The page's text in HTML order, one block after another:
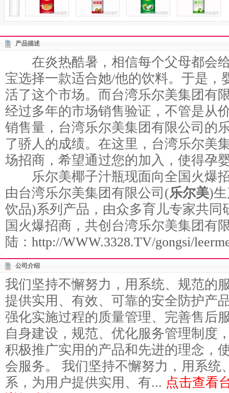
产品描述
在炎热酷暑，相信每个父母都会
宝选择一款适合她/他的饮料。于是，
活了这个市场。而台湾乐尔美集团有
经过多年的市场销售验证，不管是从
销售量，台湾乐尔美集团有限公司的
了骄人的成绩。在这里，台湾乐尔美
场招商，希望通过您的加入，使得孕
乐尔美椰子汁瓶现面向全国火爆
由台湾乐尔美集团有限公司(乐尔美)
饮品)系列产品，由众多育儿专家共同
国火爆招商，共创台湾乐尔美集团有
陆： http://WWW.3328.TV/gongsi/
公司介绍
我们坚持不懈努力，用系统、规范的
提供实用、有效、可靠的安全防护产
强化实施过程的质量管理、完善售后
自身建设，规范、优化服务管理制度
积极推广实用的产品和先进的理念，
会服务。 我们坚持不懈努力，用系统
系，为用户提供实用、有... 点击查看